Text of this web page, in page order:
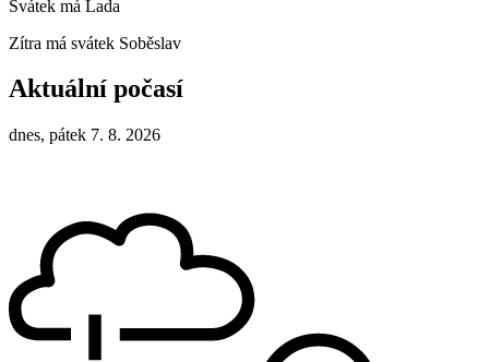
Svátek má Lada
Zítra má svátek Soběslav
Aktuální počasí
dnes, pátek 7. 8. 2026